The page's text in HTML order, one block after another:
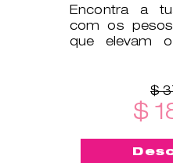
Encontra a
com os
que elevam
$
$